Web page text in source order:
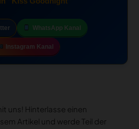
WhatsApp Kanal
Instagram Kanal
uns! Hinterlasse einen
Artikel und werde Teil der